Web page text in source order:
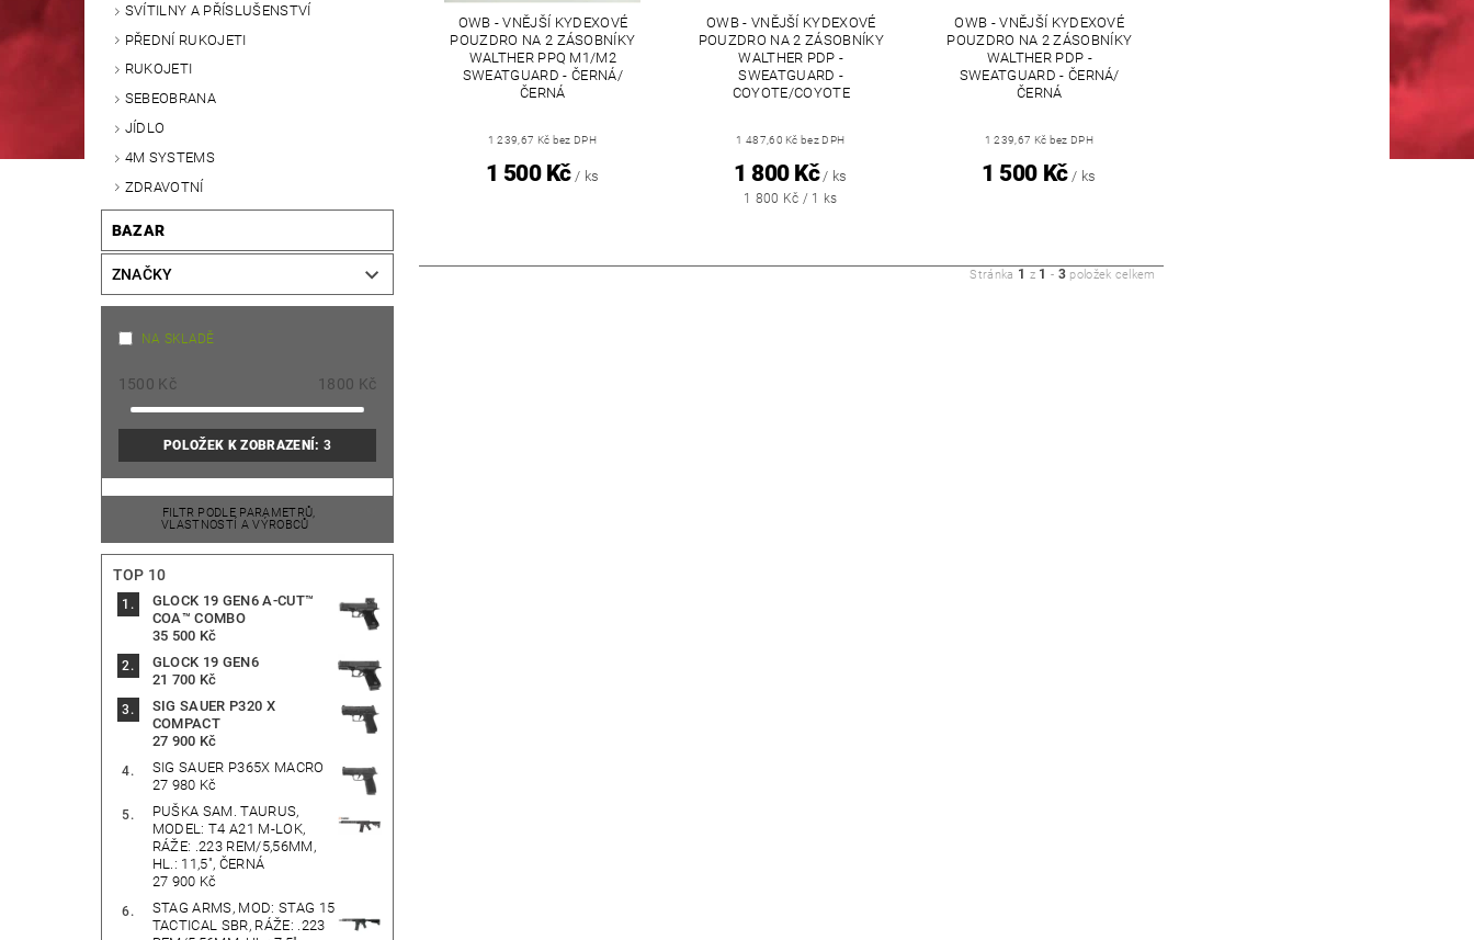
SVÍTILNY A PŘÍSLUŠENSTVÍ
PŘEDNÍ RUKOJETI
RUKOJETI
SEBEOBRANA
JÍDLO
4M SYSTEMS
ZDRAVOTNÍ
BAZAR
ZNAČKY
NA SKLADĚ
1500 Kč 1800 Kč
POLOŽEK K ZOBRAZENÍ: 3
FILTR PODLE PARAMETRŮ,
VLASTNOSTÍ A VÝROBCŮ
TOP 10
GLOCK 19 GEN6 A-CUT™
COA™ COMBO
35 500 Kč
GLOCK 19 GEN6
21 700 Kč
SIG SAUER P320 X
COMPACT
27 900 Kč
SIG SAUER P365X MACRO
27 980 Kč
PUŠKA SAM. TAURUS,
MODEL: T4 A21 M-LOK,
RÁŽE: .223 REM/5,56MM,
HL.: 11,5", ČERNÁ
27 900 Kč
STAG ARMS, MOD: STAG 15
TACTICAL SBR, RÁŽE: .223
OWB - VNĚJŠÍ KYDEXOVÉ
POUZDRO NA 2 ZÁSOBNÍKY
WALTHER PPQ M1/M2
SWEATGUARD - ČERNÁ/
ČERNÁ
1 239,67 Kč bez DPH
1 500 Kč / ks
OWB - VNĚJŠÍ KYDEXOVÉ
POUZDRO NA 2 ZÁSOBNÍKY
WALTHER PDP -
SWEATGUARD -
COYOTE/COYOTE
1 487,60 Kč bez DPH
1 800 Kč / ks
1 800 Kč / 1 ks
OWB - VNĚJŠÍ KYDEXOVÉ
POUZDRO NA 2 ZÁSOBNÍKY
WALTHER PDP -
SWEATGUARD - ČERNÁ/
ČERNÁ
1 239,67 Kč bez DPH
1 500 Kč / ks
Stránka 1 z 1 - 3položek celkem